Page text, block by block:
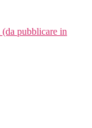
pubblicare in